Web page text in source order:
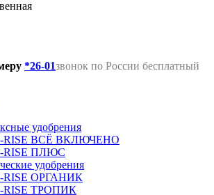
*26-01звонок по России бесплатный
удобрения
RISE ВСЁ ВКЛЮЧЕНО
RISE ПЛЮС
удобрения
RISE ОРГАНИК
RISE ТРОПИК